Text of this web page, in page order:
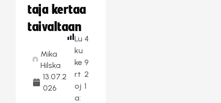
taja kertaa
taivaltaan
Mika
Hilska
13.07.2
026
Lu
ku
ke
rt
oj
a:
4
9
2
1